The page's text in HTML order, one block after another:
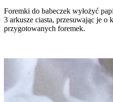
Foremki do babeczek wyłożyć
3 arkusze ciasta, przesuwając je o
przygotowanych foremek.